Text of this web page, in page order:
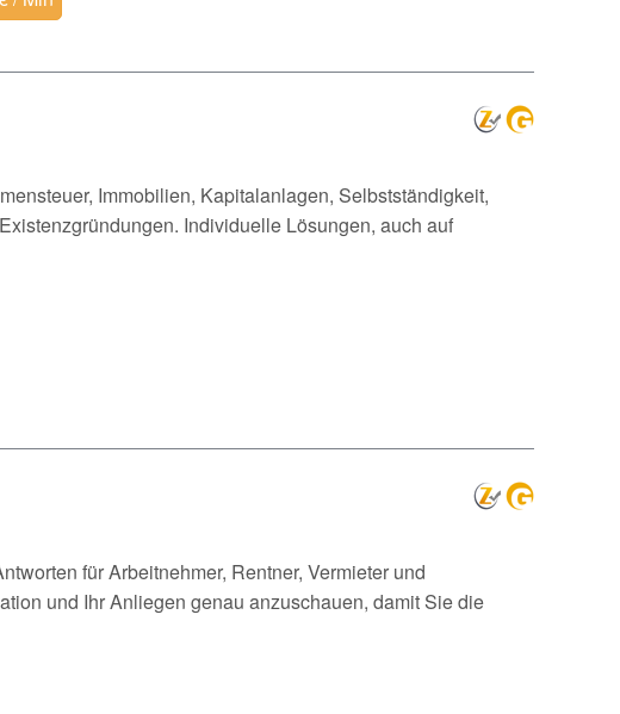
Immobilien, Kapitalanlagen, Selbstständigkeit,
Individuelle Lösungen, auch auf
für Arbeitnehmer, Rentner, Vermieter und
und Ihr Anliegen genau anzuschauen, damit Sie die